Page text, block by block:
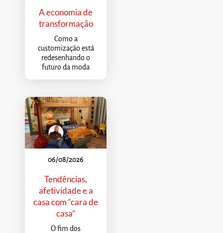
A economia de
transformação
Como a
customização está
redesenhando o
futuro da moda
06/08/2026
Tendências,
afetividade e a
casa com “cara de
casa”
O fim dos